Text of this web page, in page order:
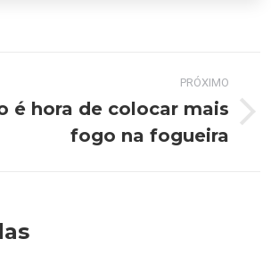
PRÓXIMO
é hora de colocar mais
fogo na fogueira